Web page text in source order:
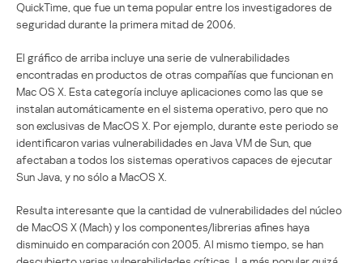
QuickTime, que fue un tema popular entre los investigadores de
seguridad durante la primera mitad de 2006.
El gráfico de arriba incluye una serie de vulnerabilidades
encontradas en productos de otras compañías que funcionan en
Mac OS X. Esta categoría incluye aplicaciones como las que se
instalan automáticamente en el sistema operativo, pero que no
son exclusivas de MacOS X. Por ejemplo, durante este periodo se
identificaron varias vulnerabilidades en Java VM de Sun, que
afectaban a todos los sistemas operativos capaces de ejecutar
Sun Java, y no sólo a MacOS X.
Resulta interesante que la cantidad de vulnerabilidades del núcleo
de MacOS X (Mach) y los componentes/librerias afines haya
disminuido en comparación con 2005. Al mismo tiempo, se han